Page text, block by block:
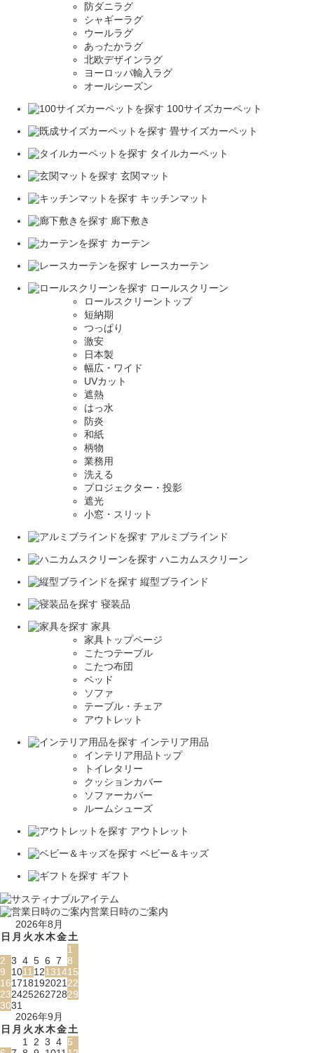
防ダニラグ
シャギーラグ
ウールラグ
あったかラグ
北欧デザインラグ
ヨーロッパ輸入ラグ
オールシーズン
100サイズカーペット
畳サイズカーペット
タイルカーペット
玄関マット
キッチンマット
廊下敷き
カーテン
レースカーテン
ロールスクリーン
ロールスクリーントップ
短納期
つっぱり
激安
日本製
幅広・ワイド
UVカット
遮熱
はっ水
防炎
和紙
柄物
業務用
洗える
プロジェクター・投影
遮光
小窓・スリット
アルミブラインド
ハニカムスクリーン
縦型ブラインド
寝装品
家具
家具トップページ
こたつテーブル
こたつ布団
ベッド
ソファ
テーブル・チェア
アウトレット
インテリア用品
インテリア用品トップ
トイレタリー
クッションカバー
ソファーカバー
ルームシューズ
アウトレット
ベビー＆キッズ
ギフト
営業日時のご案内
2026年8月
日 月 火水木金土
1
2 3 4 5 6 7 8
9
101112131415
16171819202122
23242526272829
3031
2026年9月
日 月 火水木金土
1 2 3 4 5